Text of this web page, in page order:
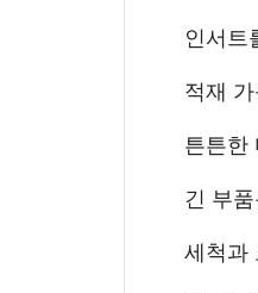
인서트
적재
튼튼한
긴 부
세척과